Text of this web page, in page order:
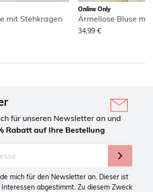
mit Stehkragen
Online Only
Ärmellose Bluse
34,99 €
für unseren Newsletter an und
Rabatt auf Ihre Bestellung
mich für den Newsletter an. Dieser ist
abgestimmt. Zu diesem Zweck